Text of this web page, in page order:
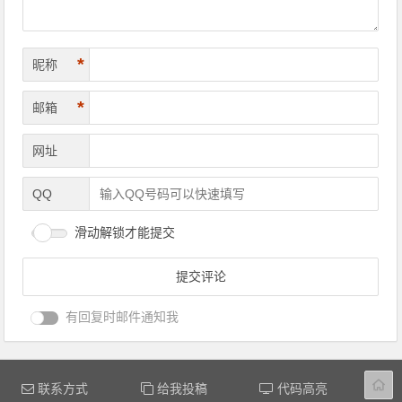
昵称 *
邮箱 *
网址
QQ
滑动解锁才能提交
有回复时邮件通知我
联系方式 给我投稿 代码高亮